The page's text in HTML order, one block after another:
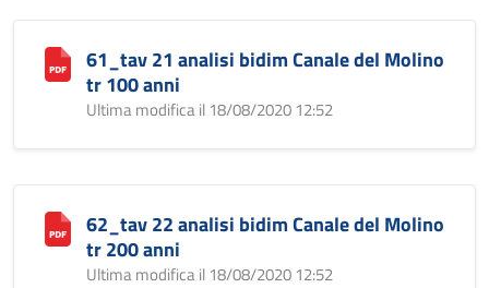
61_tav 21 analisi bidim Canale del Molino
tr 100 anni
Ultima modifica il 18/08/2020 12:52
62_tav 22 analisi bidim Canale del Molino
tr 200 anni
Ultima modifica il 18/08/2020 12:52